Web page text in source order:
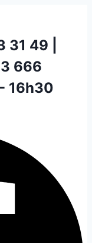
31 49 |
666
16h30